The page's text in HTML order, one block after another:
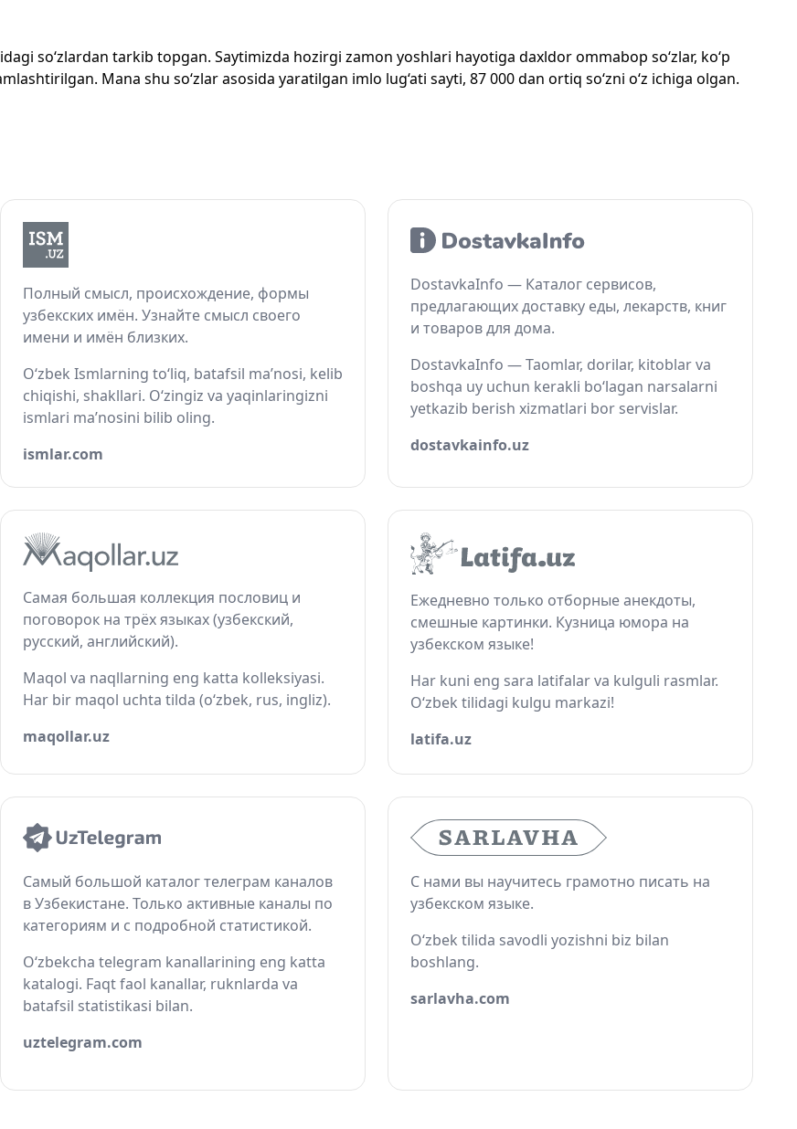
so‘zlardan tarkib topgan. Saytimizda hozirgi zamon yoshlari hayotiga daxldor ommabop so‘zlar, ko‘p
Mana shu so‘zlar asosida yaratilgan imlo lug‘ati sayti, 87 000 dan ortiq so‘zni o‘z ichiga olgan.
Полный смысл, происхождение, формы
узбекских имён. Узнайте смысл своего
имени и имён близких.
O‘zbek Ismlarning to‘liq, batafsil ma’nosi, kelib
chiqishi, shakllari. O‘zingiz va yaqinlaringizni
ismlari ma’nosini bilib oling.
ismlar.com
DostavkaInfo — Каталог сервисов,
предлагающих доставку еды, лекарств, книг
и товаров для дома.
DostavkaInfo — Taomlar, dorilar, kitoblar va
boshqa uy uchun kerakli bo‘lagan narsalarni
yetkazib berish xizmatlari bor servislar.
dostavkainfo.uz
Самая большая коллекция пословиц и
поговорок на трёх языках (узбекский,
русский, английский).
Maqol va naqllarning eng katta kolleksiyasi.
Har bir maqol uchta tilda (o‘zbek, rus, ingliz).
maqollar.uz
Ежедневно только отборные анекдоты,
смешные картинки. Кузница юмора на
узбекском языке!
Har kuni eng sara latifalar va kulguli rasmlar.
O‘zbek tilidagi kulgu markazi!
latifa.uz
Самый большой каталог телеграм каналов
в Узбекистане. Только активные каналы по
категориям и с подробной статистикой.
O‘zbekcha telegram kanallarining eng katta
katalogi. Faqt faol kanallar, ruknlarda va
batafsil statistikasi bilan.
uztelegram.com
С нами вы научитесь грамотно писать на
узбекском языке.
O‘zbek tilida savodli yozishni biz bilan
boshlang.
sarlavha.com